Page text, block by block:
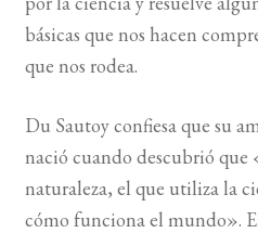
básicas que nos hacen
que nos rodea.
Du Sautoy confiesa que su
nació cuando descubrió que
naturaleza, el que utiliza la
cómo funciona el mundo».